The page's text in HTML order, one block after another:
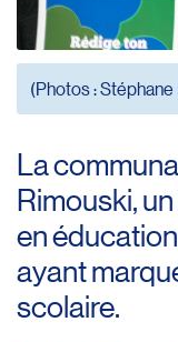
(Photos :
La
Rimouski,
en
ayant
scolaire.